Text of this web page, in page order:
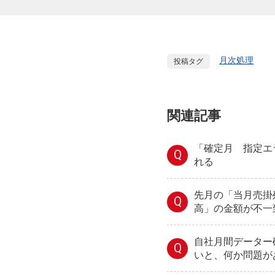
投稿タグ 月次処理
関連記事
Q
「確定月 指定
れる
Q
先月の「当月売
高」の金額が不
Q
自社月間データ
いと、何か問題